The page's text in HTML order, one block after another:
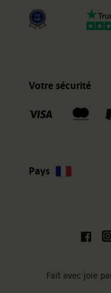
Votre sécurité
Pays
Fait avec joie